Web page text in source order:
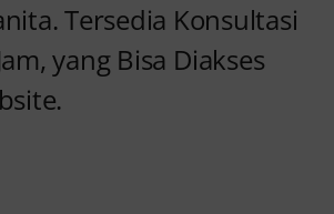
Tersedia Konsultasi
yang Bisa Diakses